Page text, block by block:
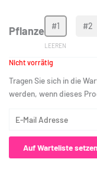
Pflanze #1 #2
LEEREN
Nicht vorrätig
Tragen Sie sich in die
werden, wenn dieses
Ihre
Auf Warteliste setzen